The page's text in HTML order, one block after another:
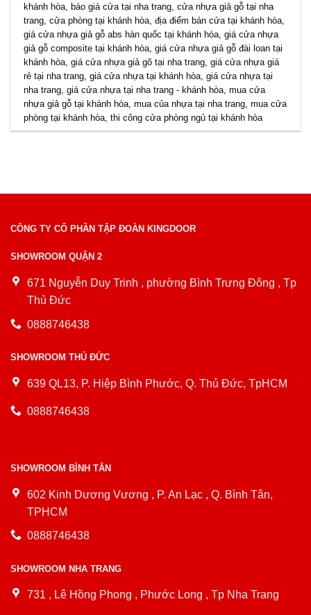
khánh hòa ,báo giá cửa tại nha trang ,cửa nhựa giả gỗ tại nha
trang ,cửa phòng tại khánh hòa ,địa điểm bán cửa tại khánh hòa
giá cửa nhựa giả gỗ abs hàn quốc tại khánh hòa ,giá cửa nhựa
giả gỗ composite tại khánh hòa ,giá cửa nhựa giả gỗ đài loan tại
khánh hòa ,giá cửa nhựa giả gõ tại nha trang ,giá cửa nhựa giá
rẻ tại nha trang ,giá cửa nhựa tại khánh hòa ,giá cửa nhựa tại
nha trang ,giá cửa nhựa tại nha trang - khánh hòa ,mua cửa
nhựa giả gỗ tại khánh hòa ,mua của nhựa tại nha trang ,mua cửa
phòng tại khánh hòa ,thi công cửa phòng ngủ tại khánh hòa
CÔNG TY CỔ PHẦN TẬP ĐOÀN KINGDOOR
SHOWROOM QUẬN 2
671 Nguyễn Duy Trinh , phường Bình Trưng Đông , Tp
Thủ Đức
0888746438
SHOWROOM THỦ ĐỨC
639 QL13, P. Hiệp Bình Phước, Q. Thủ Đức, TpHCM
0888746438
SHOWROOM BÌNH TÂN
602 Kinh Dương Vương , P. An Lạc , Q. Bình Tân,
TPHCM
0888746438
SHOWROOM NHA TRANG
731 , Lê Hồng Phong , Phước Long , Tp Nha Trang